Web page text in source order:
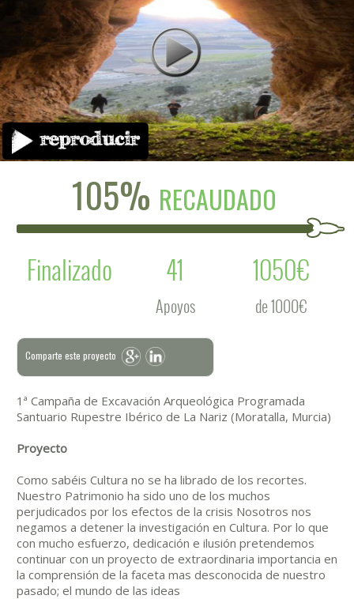
105% RECAUDADO
Finalizado
41
Apoyos
1050€
de 1000€
Comparte este proyecto
1ª Campaña de Excavación Arqueológica Programada
Santuario Rupestre Ibérico de La Nariz (Moratalla, Murcia)
Proyecto
Como sabéis Cultura no se ha librado de los recortes.
Nuestro Patrimonio ha sido uno de los muchos
perjudicados por los efectos de la crisis Nosotros nos
negamos a detener la investigación en Cultura. Por lo que
con mucho esfuerzo, dedicación e ilusión pretendemos
continuar con un proyecto de extraordinaria importancia en
la comprensión de la faceta mas desconocida de nuestro
pasado; el mundo de las ideas